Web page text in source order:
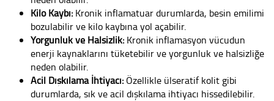
Kilo Kaybı: Kronik inflamatuar durumlarda, besin emilimi
bozulabilir ve kilo kaybına yol açabilir.
Yorgunluk ve Halsizlik: Kronik inflamasyon vücudun
enerji kaynaklarını tüketebilir ve yorgunluk ve halsizliğe
neden olabilir.
Acil Dışkılama İhtiyacı: Özellikle ülseratif kolit gibi
durumlarda, sık ve acil dışkılama ihtiyacı hissedilebilir.